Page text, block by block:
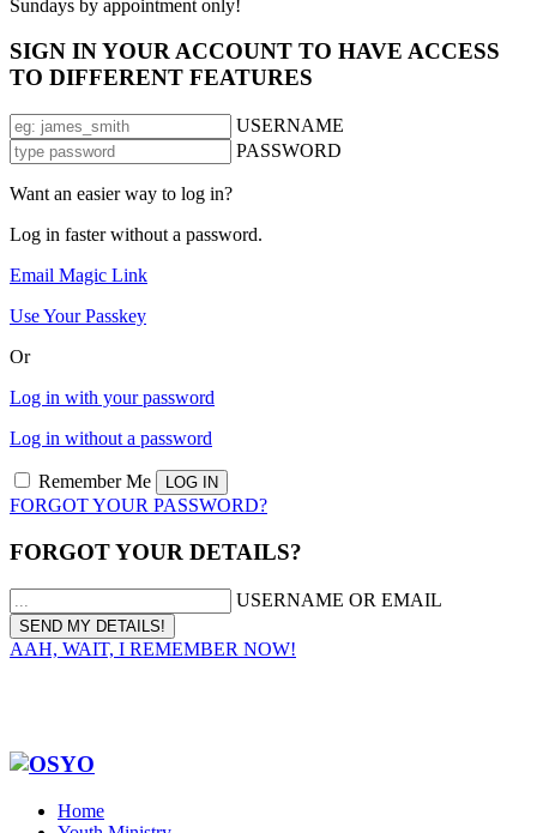
Sundays by appointment only!
SIGN IN YOUR ACCOUNT TO HAVE ACCESS
TO DIFFERENT FEATURES
USERNAME
PASSWORD
Want an easier way to log in?
Log in faster without a password.
Email Magic Link
Use Your Passkey
Or
Log in with your password
Log in without a password
Remember Me
FORGOT YOUR PASSWORD?
FORGOT YOUR DETAILS?
USERNAME OR EMAIL
AAH, WAIT, I REMEMBER NOW!
Home